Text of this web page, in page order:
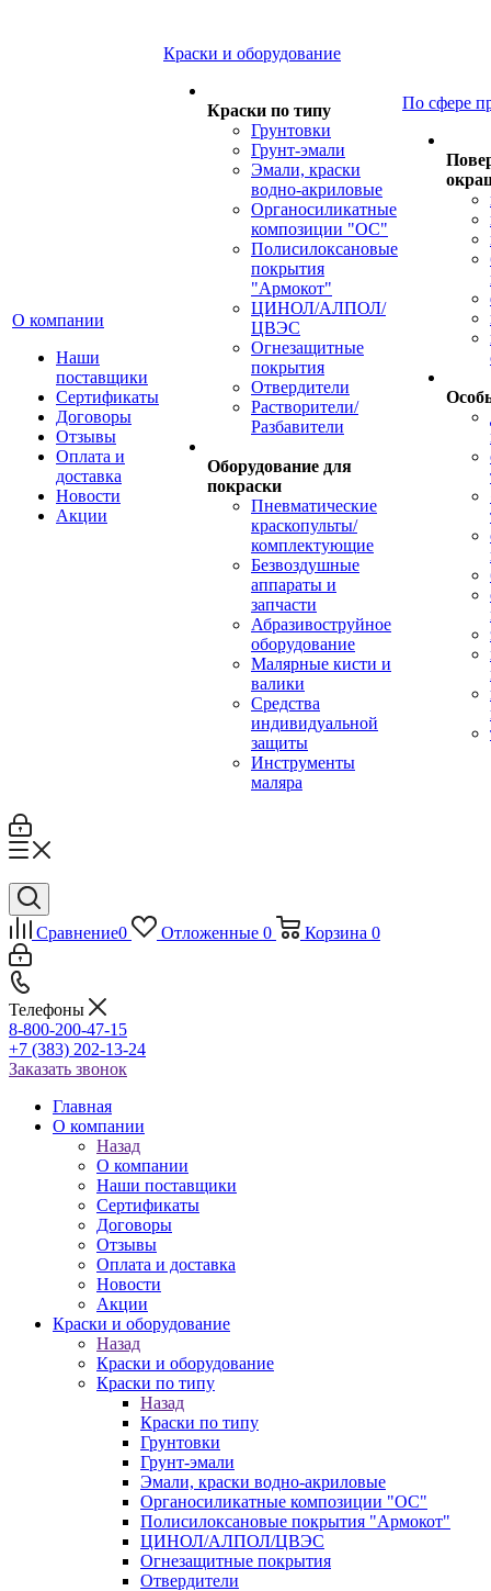
О компании
Наши
поставщики
Сертификаты
Договоры
Отзывы
Оплата и
доставка
Новости
Акции
Краски и оборудование
Краски по типу
Грунтовки
Грунт-эмали
Эмали, краски
водно-акриловые
Органосиликатные
композиции "ОС"
Полисилоксановые
покрытия
"Армокот"
ЦИНОЛ/АЛПОЛ/
ЦВЭС
Огнезащитные
покрытия
Отвердители
Растворители/
Разбавители
Оборудование для
покраски
Пневматические
краскопульты/
комплектующие
Безвоздушные
аппараты и
запчасти
Абразивоструйное
оборудование
Малярные кисти и
валики
Средства
индивидуальной
защиты
Инструменты
маляра
По сфере
Сравнение0 Отложенные 0 Корзина 0
Телефоны
8-800-200-47-15
+7 (383) 202-13-24
Заказать звонок
Главная
О компании
Назад
О компании
Наши поставщики
Сертификаты
Договоры
Отзывы
Оплата и доставка
Новости
Акции
Краски и оборудование
Назад
Краски и оборудование
Краски по типу
Назад
Краски по типу
Грунтовки
Грунт-эмали
Эмали, краски водно-акриловые
Органосиликатные композиции "ОС"
Полисилоксановые покрытия "Армокот"
ЦИНОЛ/АЛПОЛ/ЦВЭС
Огнезащитные покрытия
Отвердители